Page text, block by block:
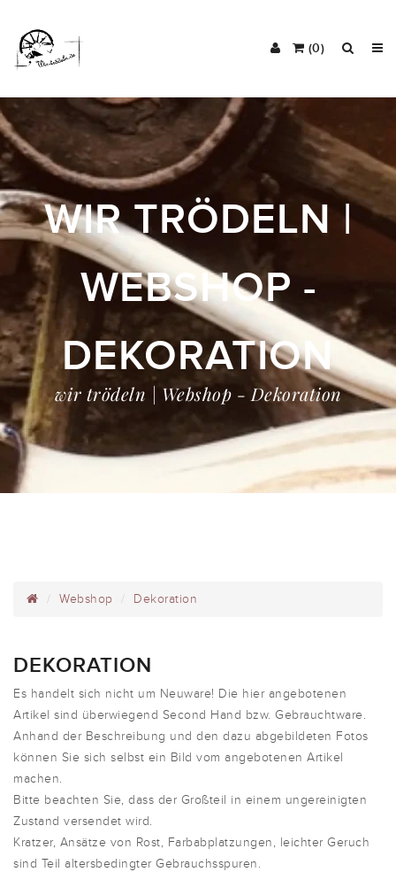
(0)
WIR TRÖDELN |
WEBSHOP -
DEKORATION
wir trödeln | Webshop - Dekoration
Webshop Dekoration
DEKORATION
Es handelt sich nicht um Neuware! Die hier angebotenen
Artikel sind überwiegend Second Hand bzw. Gebrauchtware.
Anhand der Beschreibung und den dazu abgebildeten Fotos
können Sie sich selbst ein Bild vom angebotenen Artikel
machen.
Bitte beachten Sie, dass der Großteil in einem ungereinigten
Zustand versendet wird.
Kratzer, Ansätze von Rost, Farbabplatzungen, leichter Geruch
sind Teil altersbedingter Gebrauchsspuren.